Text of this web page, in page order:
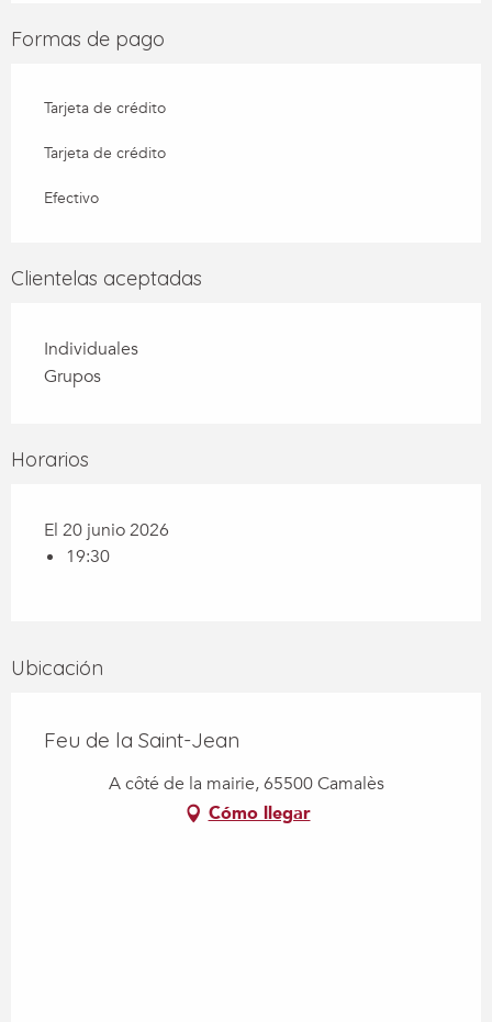
Formas de pago
Tarjeta de crédito
Tarjeta de crédito
Efectivo
Clientelas aceptadas
Individuales
Grupos
Horarios
El 20 junio 2026
19:30
Ubicación
Feu de la Saint-Jean
A côté de la mairie, 65500 Camalès
Cómo llegar